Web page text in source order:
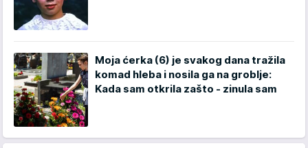
Moja ćerka (6) je svakog dana tražila
komad hleba i nosila ga na groblje:
Kada sam otkrila zašto - zinula sam